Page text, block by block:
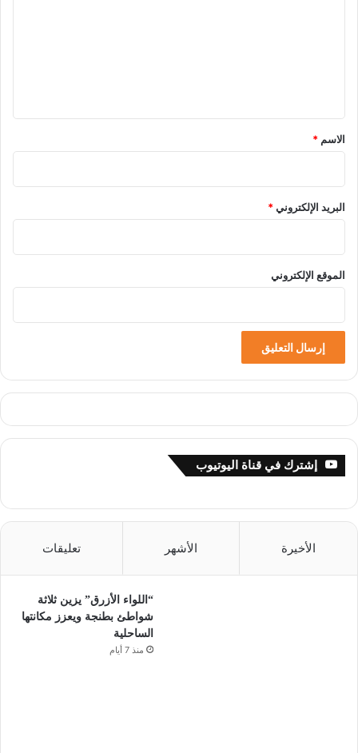
*
الاسم *
البريد الإلكتروني*
الموقع الإلكتروني
إشترك في قناة اليوتيوب
الأخيرة الأشهر تعليقات
“اللواء الأزرق” يزين ثلاثة
شواطئ بطنجة ويعزز مكانتها
الساحلية
منذ 7 أيام